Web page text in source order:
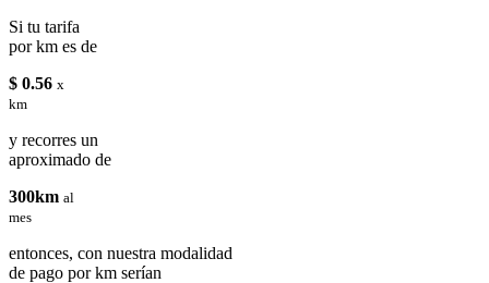
Si tu tarifa
por km es de
$ 0.56 x
km
y recorres un
aproximado de
300km al
mes
entonces, con nuestra modalidad
de pago por km serían